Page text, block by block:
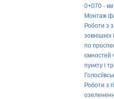
0+070 -
Монтаж
Роботи з
по
ємностей
пункту і
Роботи з